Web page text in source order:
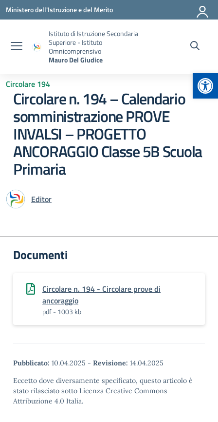
Vai ai contenuti
Vai al menu di navigazione
Vai al footer
Ministero dell'Istruzione e del Merito
Istituto di Istruzione Secondaria
Superiore - Istituto
Omnicomprensivo
Mauro Del Giudice
Circolare 194
Circolare n. 194 – Calendario
somministrazione PROVE
INVALSI – PROGETTO
ANCORAGGIO Classe 5B Scuola
Primaria
Editor
Documenti
Circolare n. 194 - Circolare prove di
ancoraggio
pdf - 1003 kb
Pubblicato: 10.04.2025 - Revisione: 14.04.2025
Eccetto dove diversamente specificato, questo articolo è
stato rilasciato sotto Licenza Creative Commons
Attribuzione 4.0 Italia.